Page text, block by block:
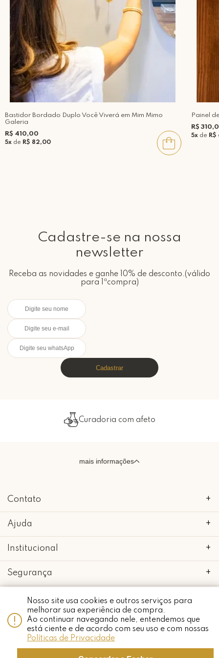
Nosso site usa cookies e outros serviços para
melhorar sua experiência de compra.
Ao continuar navegando nele, entendemos que
está ciente e de acordo com seu uso e com nossas
Políticas de Privacidade
Bastidor Bordado Duplo Você Viverá em Mim Mimo
Galeria
R$ 410,00
5x de R$ 82,00
Painel
R$
5xde R$
Cadastre-se na nossa
newsletter
Receba as novidades e ganhe 10% de desconto.(válido
para 1ªcompra)
Cadastrar
Curadoria com afeto
Whatsapp
mais informações
Contato +
Ajuda +
Institucional +
Segurança +
copyright 2018 - 2022 • mimo galeria • 52.898.662/0001-24 • todos os
direitos reservados.